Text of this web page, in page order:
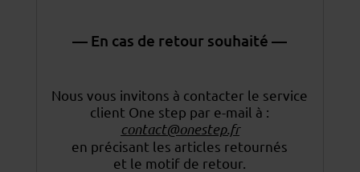
— En cas de retour souhaité —
Nous vous invitons à contacter le service
client One step par e-mail à :
contact@onestep.fr
en précisant les articles retournés
et le motif de retour.